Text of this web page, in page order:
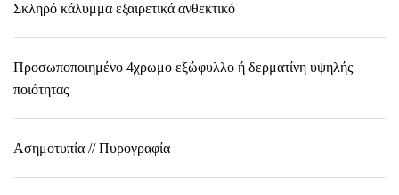
Σκληρό κάλυμμα εξαιρετικά ανθεκτικό
Προσωποποιημένο 4χρωμο εξώφυλλο ή δερματίνη υψηλής
ποιότητας
Ασημοτυπία // Πυρογραφία